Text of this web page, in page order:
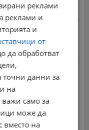
в Дунав
мост е едно от...
се движи на юг с до
реклами
реклами и
и
от
да обработват
точни данни за
на
важи само за
може да
вместо на